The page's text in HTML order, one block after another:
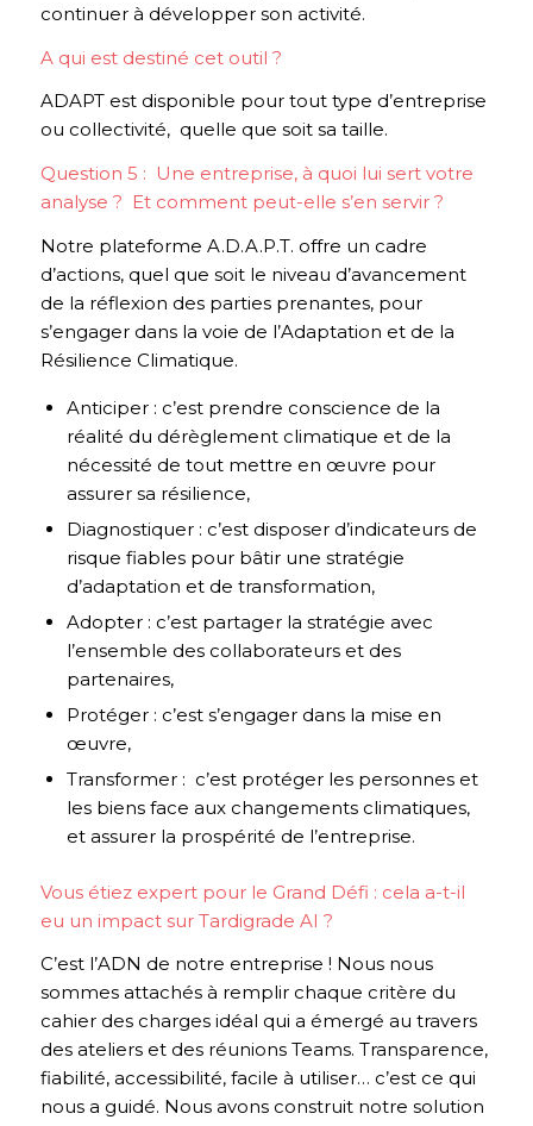
continuer à développer son activité.
A qui est destiné cet outil ?
ADAPT est disponible pour tout type d’entreprise
ou collectivité, quelle que soit sa taille.
Question 5 : Une entreprise, à quoi lui sert votre
analyse ? Et comment peut-elle s’en servir ?
Notre plateforme A.D.A.P.T. offre un cadre
d’actions, quel que soit le niveau d’avancement
de la réflexion des parties prenantes, pour
s’engager dans la voie de l’Adaptation et de la
Résilience Climatique.
Anticiper : c’est prendre conscience de la
réalité du dérèglement climatique et de la
nécessité de tout mettre en œuvre pour
assurer sa résilience,
Diagnostiquer : c’est disposer d’indicateurs de
risque fiables pour bâtir une stratégie
d’adaptation et de transformation,
Adopter : c’est partager la stratégie avec
l’ensemble des collaborateurs et des
partenaires,
Protéger : c’est s’engager dans la mise en
œuvre,
Transformer : c’est protéger les personnes et
les biens face aux changements climatiques,
et assurer la prospérité de l’entreprise.
Vous étiez expert pour le Grand Défi : cela a-t-il
eu un impact sur Tardigrade AI ?
C’est l’ADN de notre entreprise ! Nous nous
sommes attachés à remplir chaque critère du
cahier des charges idéal qui a émergé au travers
des ateliers et des réunions Teams. Transparence,
fiabilité, accessibilité, facile à utiliser… c’est ce qui
nous a guidé. Nous avons construit notre solution